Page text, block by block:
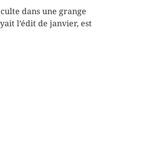
dans une grange
l’édit de janvier, est